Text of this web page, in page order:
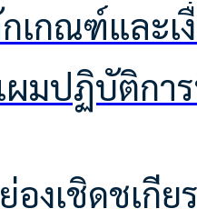
กเกณฑ์และ